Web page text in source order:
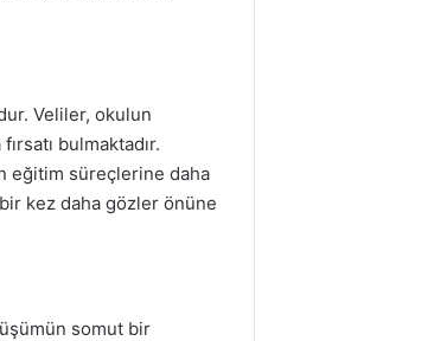
Veliler, okulun
bulmaktadır.
eğitim süreçlerine daha
kez daha gözler önüne
somut bir